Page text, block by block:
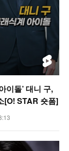
이돌’ 대니 구,
[O! STAR 숏폼]